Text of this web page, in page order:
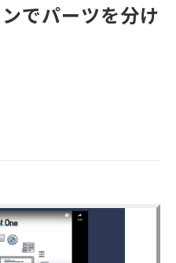
でパーツを分け